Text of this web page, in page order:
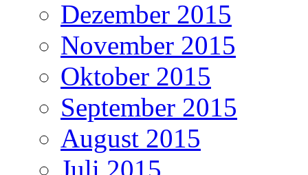
Dezember 2015
November 2015
Oktober 2015
September 2015
August 2015
Juli 2015